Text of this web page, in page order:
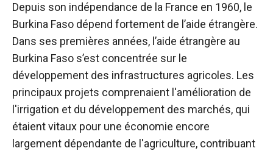
Depuis son indépendance de la France en 1960, le
Burkina Faso dépend fortement de l’aide étrangère.
Dans ses premières années, l’aide étrangère au
Burkina Faso s’est concentrée sur le
développement des infrastructures agricoles. Les
principaux projets comprenaient l'amélioration de
l'irrigation et du développement des marchés, qui
étaient vitaux pour une économie encore
largement dépendante de l'agriculture, contribuant